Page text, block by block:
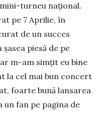
tur­neu național.
pe 7 Aprilie, în
de un succes
piesă de pe
m-am simțit eu bine
la cel mai bun concert
foar­te bună lansarea
un fan pe pagina de